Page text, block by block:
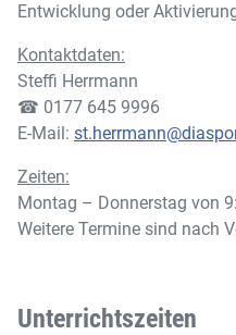
Entwicklung oder
Kontaktdaten:
Steffi Herrmann
☎ 0177 645 9996
E-Mail:
Zeiten:
Montag – Donnerstag von
Weitere Termine sind nach
Unterrichtszeiten